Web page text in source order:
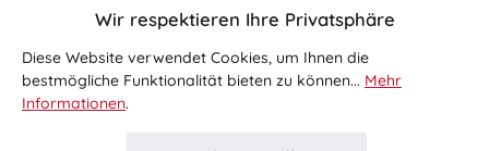
FOLGE UNS
Wir respektieren Ihre Privatsphäre
Diese Website verwendet Cookies, um Ihnen die
bestmögliche Funktionalität bieten zu können... Mehr
Informationen.